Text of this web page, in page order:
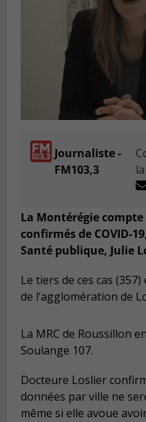
Journaliste -
FM103,3
La Montérégie compte
confirmés de COVID-
Santé publique, Julie
Le tiers de ces cas
de l’agglomération de
La MRC de Roussillon
Soulange 107.
Docteure Loslier
données par ville ne
même si elle avoue